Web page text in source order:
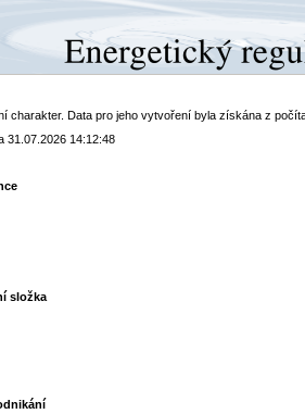
charakter. Data pro jeho vytvoření byla získána z
31.07.2026 14:12:48
složka